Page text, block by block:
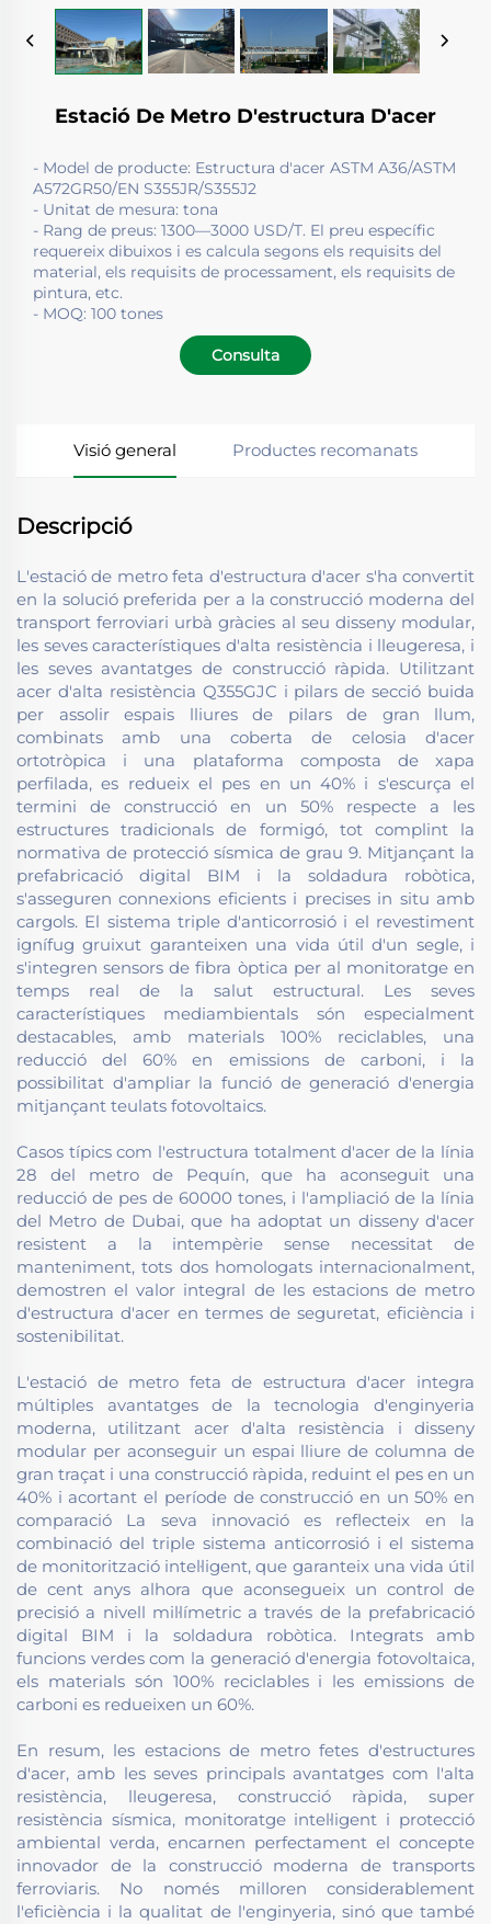
Estació De Metro D'estructura D'acer
- Model de producte: Estructura d'acer ASTM A36/ASTM
A572GR50/EN S355JR/S355J2
- Unitat de mesura: tona
- Rang de preus: 1300—3000 USD/T. El preu específic
requereix dibuixos i es calcula segons els requisits del
material, els requisits de processament, els requisits de
pintura, etc.
- MOQ: 100 tones
Consulta
Visió general Productes recomanats
Descripció
L'estació de metro feta d'estructura d'acer s'ha convertit
en la solució preferida per a la construcció moderna del
transport ferroviari urbà gràcies al seu disseny modular,
les seves característiques d'alta resistència i lleugeresa, i
les seves avantatges de construcció ràpida. Utilitzant
acer d'alta resistència Q355GJC i pilars de secció buida
per assolir espais lliures de pilars de gran llum,
combinats amb una coberta de celosia d'acer
ortotròpica i una plataforma composta de xapa
perfilada, es redueix el pes en un 40% i s'escurça el
termini de construcció en un 50% respecte a les
estructures tradicionals de formigó, tot complint la
normativa de protecció sísmica de grau 9. Mitjançant la
prefabricació digital BIM i la soldadura robòtica,
s'asseguren connexions eficients i precises in situ amb
cargols. El sistema triple d'anticorrosió i el revestiment
ignífug gruixut garanteixen una vida útil d'un segle, i
s'integren sensors de fibra òptica per al monitoratge en
temps real de la salut estructural. Les seves
característiques mediambientals són especialment
destacables, amb materials 100% reciclables, una
reducció del 60% en emissions de carboni, i la
possibilitat d'ampliar la funció de generació d'energia
mitjançant teulats fotovoltaics.
Casos típics com l'estructura totalment d'acer de la línia
28 del metro de Pequín, que ha aconseguit una
reducció de pes de 60000 tones, i l'ampliació de la línia
del Metro de Dubai, que ha adoptat un disseny d'acer
resistent a la intempèrie sense necessitat de
manteniment, tots dos homologats internacionalment,
demostren el valor integral de les estacions de metro
d'estructura d'acer en termes de seguretat, eficiència i
sostenibilitat.
L'estació de metro feta de estructura d'acer integra
múltiples avantatges de la tecnologia d'enginyeria
moderna, utilitzant acer d'alta resistència i disseny
modular per aconseguir un espai lliure de columna de
gran traçat i una construcció ràpida, reduint el pes en un
40% i acortant el període de construcció en un 50% en
comparació La seva innovació es reflecteix en la
combinació del triple sistema anticorrosió i el sistema
de monitorització intel·ligent, que garanteix una vida útil
de cent anys alhora que aconsegueix un control de
precisió a nivell mil·límetric a través de la prefabricació
digital BIM i la soldadura robòtica. Integrats amb
funcions verdes com la generació d'energia fotovoltaica,
els materials són 100% reciclables i les emissions de
carboni es redueixen un 60%.
En resum, les estacions de metro fetes d'estructures
d'acer, amb les seves principals avantatges com l'alta
resistència, lleugeresa, construcció ràpida, super
resistència sísmica, monitoratge intel·ligent i protecció
ambiental verda, encarnen perfectament el concepte
innovador de la construcció moderna de transports
ferroviaris. No només milloren considerablement
l'eficiència i la qualitat de l'enginyeria, sinó que també